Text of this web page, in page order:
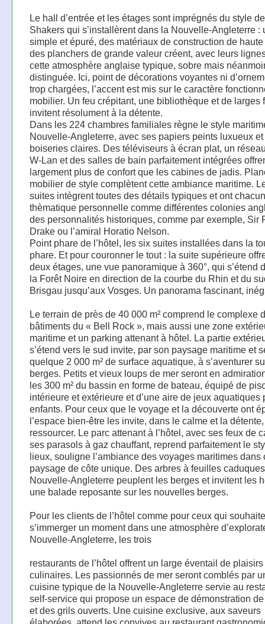
Le hall d’entrée et les étages sont imprégnés du style
Shakers qui s’installèrent dans la Nouvelle-Angleterre :
simple et épuré, des matériaux de construction de
des planchers de grande valeur créent, avec leurs
cette atmosphère anglaise typique, sobre mais
distinguée. Ici, point de décorations voyantes ni
trop chargées, l’accent est mis sur le caractère
mobilier. Un feu crépitant, une bibliothèque et de larges
invitent résolument à la détente.
Dans les 224 chambres familiales règne le style
Nouvelle-Angleterre, avec ses papiers peints luxueux
boiseries claires. Des téléviseurs à écran plat, un
W-Lan et des salles de bain parfaitement intégrées
largement plus de confort que les cabines de jadis.
mobilier de style complètent cette ambiance maritime.
suites intègrent toutes des détails typiques et ont
thèmatique personnelle comme différentes colonies
des personnalités historiques, comme par exemple, Sir
Drake ou l’amiral Horatio Nelson.
Point phare de l’hôtel, les six suites installées dans la
phare. Et pour couronner le tout : la suite supérieure
deux étages, une vue panoramique à 360°, qui s’étend
la Forêt Noire en direction de la courbe du Rhin et du
Brisgau jusqu’aux Vosges. Un panorama fascinant,
Le terrain de près de 40 000 m² comprend le complexe
bâtiments du « Bell Rock », mais aussi une zone
maritime et un parking attenant à hôtel. La partie
s’étend vers le sud invite, par son paysage maritime et
quelque 2 000 m² de surface aquatique, à s’aventurer
berges. Petits et vieux loups de mer seront en
les 300 m² du bassin en forme de bateau, équipé de
intérieure et extérieure et d’une aire de jeux aquatiques
enfants. Pour ceux que le voyage et la découverte ont
l’espace bien-être les invite, dans le calme et la
ressourcer. Le parc attenant à l’hôtel, avec ses feux de
ses parasols à gaz chauffant, reprend parfaitement le
lieux, souligne l’ambiance des voyages maritimes dans
paysage de côte unique. Des arbres à feuilles
Nouvelle-Angleterre peuplent les berges et invitent les
une balade reposante sur les nouvelles berges.
Pour les clients de l’hôtel comme pour ceux qui
s’immerger un moment dans une atmosphère
Nouvelle-Angleterre, les trois
restaurants de l’hôtel offrent un large éventail de plaisirs
culinaires. Les passionnés de mer seront comblés par
cuisine typique de la Nouvelle-Angleterre servie au
self-service qui propose un espace de démonstration
et des grils ouverts. Une cuisine exclusive, aux saveurs